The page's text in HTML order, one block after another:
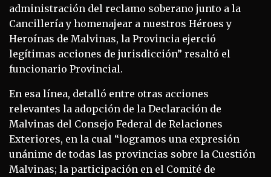
administración del reclamo soberano junto a la
Cancillería y homenajear a nuestros Héroes y
Heroínas de Malvinas, la Provincia ejerció
legítimas acciones de jurisdicción” resaltó el
funcionario Provincial.
En esa línea, detalló entre otras acciones
relevantes la adopción de la Declaración de
Malvinas del Consejo Federal de Relaciones
Exteriores, en la cual “logramos una expresión
unánime de todas las provincias sobre la Cuestión
Malvinas; la participación en el Comité de